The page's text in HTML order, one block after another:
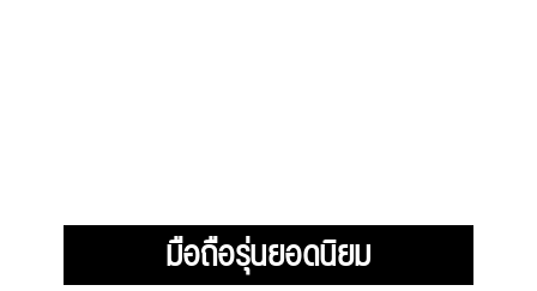
มือถือรุ่นยอดนิยม